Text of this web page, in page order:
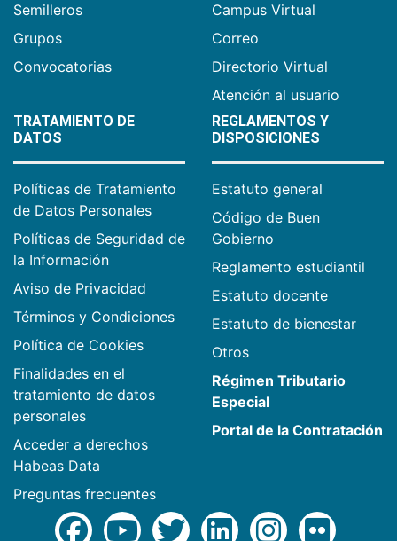
Semilleros
Grupos
Convocatorias
Campus Virtual
Correo
Directorio Virtual
Atención al usuario
TRATAMIENTO DE
DATOS
Políticas de Tratamiento
de Datos Personales
Políticas de Seguridad de
la Información
Aviso de Privacidad
Términos y Condiciones
Política de Cookies
Finalidades en el
tratamiento de datos
personales
Acceder a derechos
Habeas Data
Preguntas frecuentes
REGLAMENTOS Y
DISPOSICIONES
Estatuto general
Código de Buen
Gobierno
Reglamento estudiantil
Estatuto docente
Estatuto de bienestar
Otros
Régimen Tributario
Especial
Portal de la Contratación